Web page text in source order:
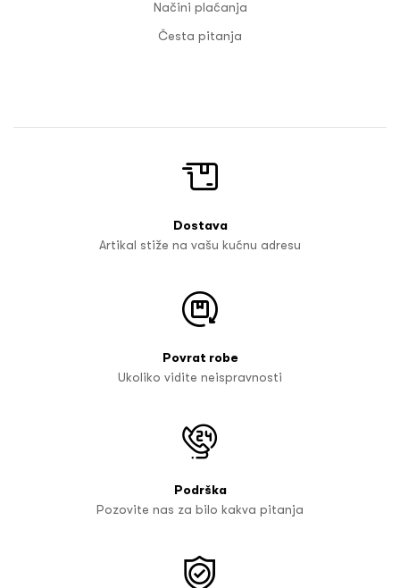
Načini plaćanja
Česta pitanja
Dostava
Artikal stiže na vašu kućnu adresu
Povrat robe
Ukoliko vidite neispravnosti
Podrška
Pozovite nas za bilo kakva pitanja